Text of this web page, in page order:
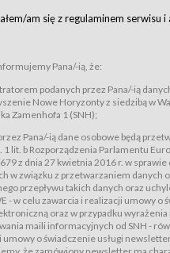
Serwisu;
z branży mediów i filmowej (Akredytacje);
wybrane dokumenty potwierdzające zawarcie
i uprawniające do wzięcia udziału w
przez Usługodawcę dla danego
w wielu albo w pojedynczych
sklep internetowy prowadzony przez
– niniejszy regulamin.
ogólne
określa zasady:
Usługobiorcom Usług przez
usług, o których mowa w ust. 2
świadczenia precyzują odrębne
am się z regulaminem serwisu
Pana/-ią, że:
podanych przez Pana/-ią
Nowe Horyzonty z siedzibą w
Zamenhofa 1 (SNH);
Pana/-ią dane osobowe będą
1 lit. b Rozporządzenia Parlamentu
z dnia 27 kwietnia 2016 r. w
w związku z przetwarzaniem danych
przepływu takich danych oraz
- w celu zawarcia i realizacji umowy o
oraz w przypadku wyrażenia
maili informacyjnych od SNH -
umowy o świadczenie usługi